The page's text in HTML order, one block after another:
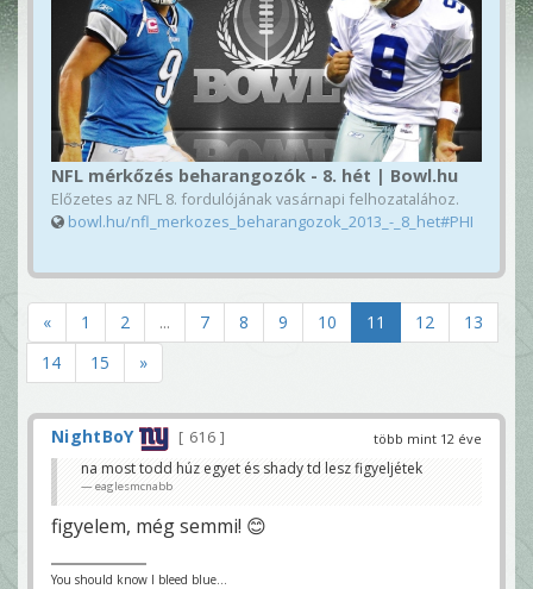
NFL mérkőzés beharangozók - 8. hét | Bowl.hu
Előzetes az NFL 8. fordulójának vasárnapi felhozatalához.
bowl.hu/nfl_merkozes_beharangozok_2013_-_8_het#PHI
« 1 2 ... 7 8 9 10 11 12
13
14
15 »
több mint 12 éve
NightBoY
616
na most todd húz egyet és shady td lesz figyeljétek
eaglesmcnabb
figyelem, még semmi! 😊
You should know I bleed blue...